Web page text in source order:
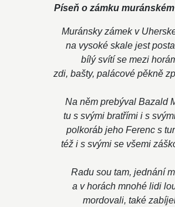
Píseň o zámku muránském
Muránsky zámek v
na vysoké skale jest
bílý svítí se mezi
zdi, bašty, palácové pěkně
Na něm prebýval Bazald
tu s svými bratřími i s
polkoráb jeho Ferenc s
též i s svými se všemi
Radu sou tam, jednání
a v horách mnohé lidi
mordovali, také